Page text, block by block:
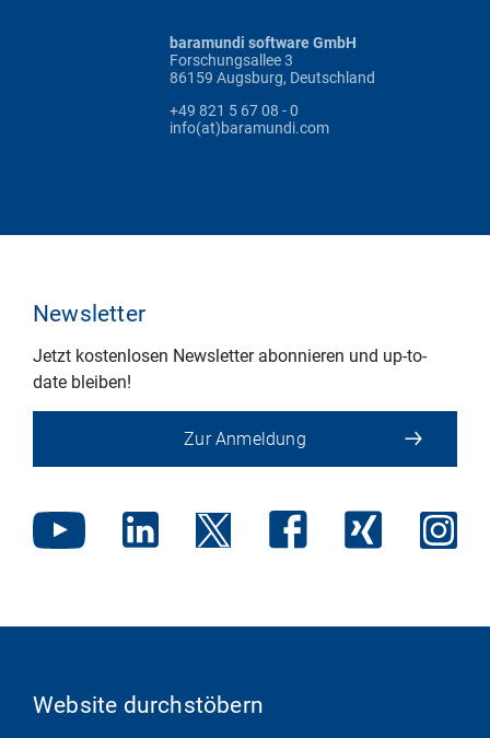
baramundi software GmbH
Forschungsallee 3
86159 Augsburg, Deutschland
+49 821 5 67 08 - 0
info(at)baramundi.com
Newsletter
Jetzt kostenlosen Newsletter abonnieren und up-to-
date bleiben!
Zur Anmeldung
Website durchstöbern